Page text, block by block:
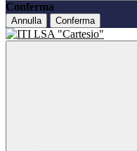
Conferma
Annulla Conferma